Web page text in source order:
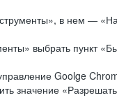
в нем —
выбрать пункт
Goolge
значение